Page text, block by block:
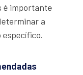
é importante
a
específico.